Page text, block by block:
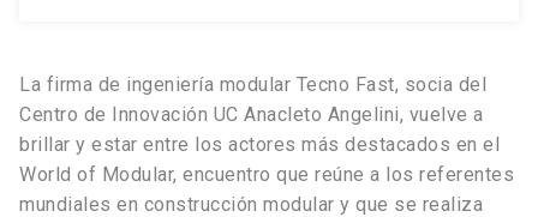
La firma de ingeniería modular Tecno Fast, socia del
Centro de Innovación UC Anacleto Angelini, vuelve a
brillar y estar entre los actores más destacados en el
World of Modular, encuentro que reúne a los referentes
mundiales en construcción modular y que se realiza